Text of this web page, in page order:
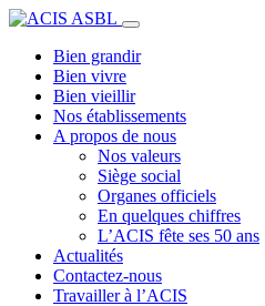
Bien grandir
Bien vivre
Bien vieillir
Nos établissements
A propos de nous
Nos valeurs
Siège social
Organes officiels
En quelques chiffres
L’ACIS fête ses 50 ans
Actualités
Contactez-nous
Travailler à l’ACIS